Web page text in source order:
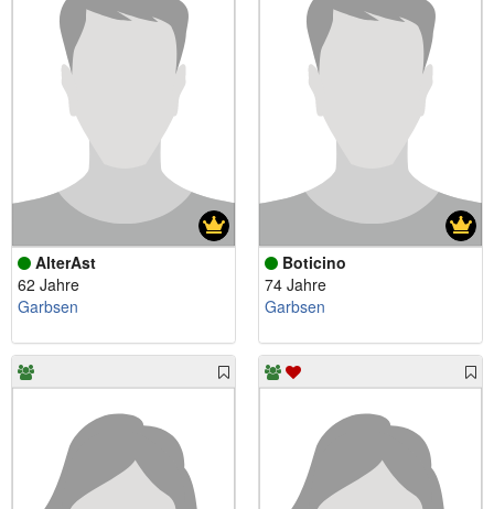
AlterAst
62 Jahre
Garbsen
Boticino
74 Jahre
Garbsen